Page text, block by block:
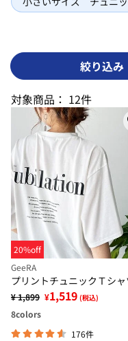
絞り込み
対象商品： 12件
20%off
GeeRA
プリントチュニックＴシャ
¥ 1,899 ¥1,519 (税込)
8colors
176件